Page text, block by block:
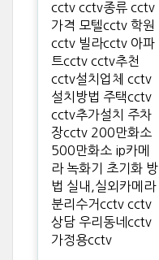
cctv cctv종류 cctv
가격 모텔cctv 학원
cctv 빌라cctv 아파
트cctv cctv추천
cctv설치업체 cctv
설치방법 주택cctv
cctv추가설치 주차
장cctv 200만화소
500만화소 ip카메
라 녹화기 초기화 방
법 실내,실외카메라
분리수거cctv cctv
상담 우리동네cctv
가정용cctv